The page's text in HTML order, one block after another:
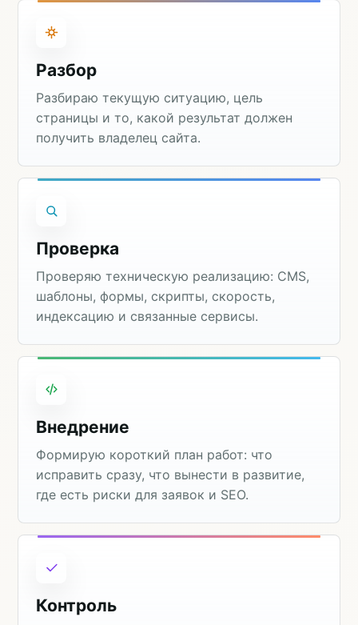
Разбор
Разбираю текущую ситуацию, цель
страницы и то, какой результат должен
получить владелец сайта.
Проверка
Проверяю техническую реализацию: CMS,
шаблоны, формы, скрипты, скорость,
индексацию и связанные сервисы.
Внедрение
Формирую короткий план работ: что
исправить сразу, что вынести в развитие,
где есть риски для заявок и SEO.
Контроль